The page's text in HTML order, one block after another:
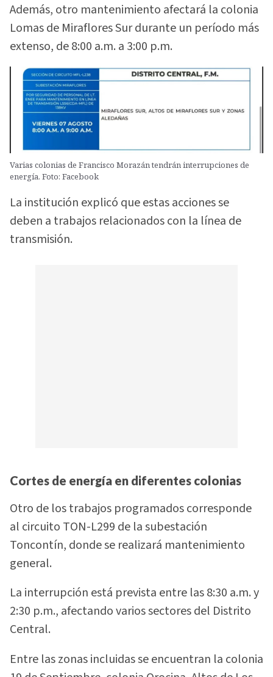
Además, otro mantenimiento afectará la colonia
Lomas de Miraflores Sur durante un período más
extenso, de 8:00 a.m. a 3:00 p.m.
Varias colonias de Francisco Morazán tendrán interrupciones de
energía. Foto: Facebook
La institución explicó que estas acciones se
deben a trabajos relacionados con la línea de
transmisión.
Cortes de energía en diferentes colonias
Otro de los trabajos programados corresponde
al circuito TON-L299 de la subestación
Toncontín, donde se realizará mantenimiento
general.
La interrupción está prevista entre las 8:30 a.m. y
2:30 p.m., afectando varios sectores del Distrito
Central.
Entre las zonas incluidas se encuentran la colonia